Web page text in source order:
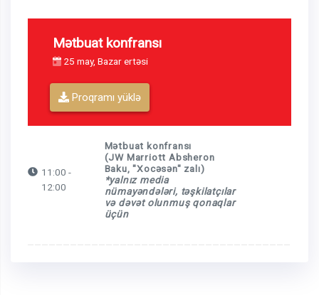
Mətbuat konfransı
25 may, Bazar ertəsi
Proqramı yüklə
11:00 -
12:00
Mətbuat konfransı
(JW Marriott Absheron
Baku, "Xocəsən" zalı)
*yalnız media
nümayəndələri, təşkilatçılar
və dəvət olunmuş qonaqlar
üçün